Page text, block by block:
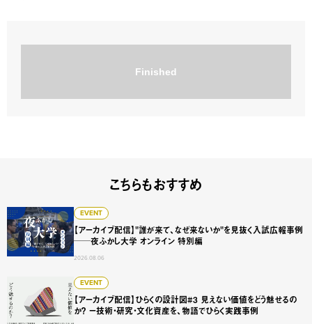
Finished
こちらもおすすめ
EVENT
【アーカイブ配信】"誰が来て、なぜ来ないか"を見抜く入試広報事例
──夜ふかし大学 オンライン 特別編
2026.08.06
【アーカイブ配信】"誰が来て、なぜ来ないか"を見抜く入
EVENT
【アーカイブ配信】ひらくの設計図#3 見えない価値をどう魅せるの
か？ ー技術・研究・文化資産を、物語でひらく実践事例
【アーカイブ配信】ひらくの設計図#3 見えない価値をどう